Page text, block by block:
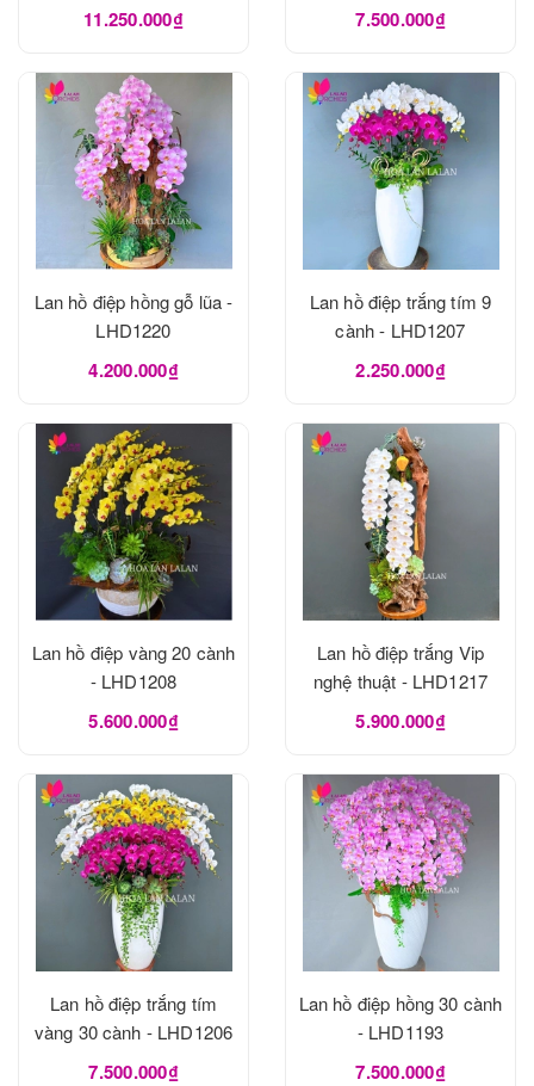
11.250.000₫ 7.500.000₫
Lan hồ điệp hồng gỗ lũa -
LHD1220
4.200.000₫
Lan hồ điệp trắng tím 9
cành - LHD1207
2.250.000₫
Lan hồ điệp vàng 20 cành
- LHD1208
5.600.000₫
Lan hồ điệp trắng Vip
nghệ thuật - LHD1217
5.900.000₫
Lan hồ điệp trắng tím
vàng 30 cành - LHD1206
7.500.000₫
Lan hồ điệp hồng 30 cành
- LHD1193
7.500.000₫